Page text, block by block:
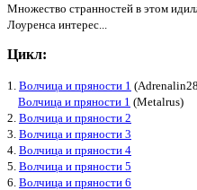
Множество странностей в этом
Лоуренса интерес...
Цикл:
1. Волчица и пряности 1
Волчица и пряности 1 (Metalrus)
2. Волчица и пряности 2
3. Волчица и пряности 3
4. Волчица и пряности 4
5. Волчица и пряности 5
6. Волчица и пряности 6